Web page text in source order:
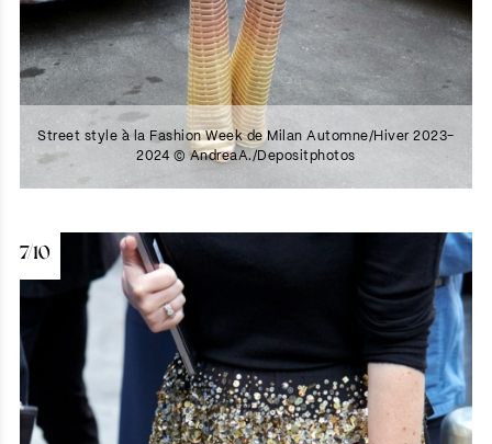
Street style à la Fashion Week de Milan Automne/Hiver 2023-
2024 © AndreaA./Depositphotos
7/10